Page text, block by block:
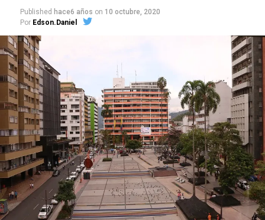
Published hace6 años on 10 octubre, 2020
Por Edson.Daniel